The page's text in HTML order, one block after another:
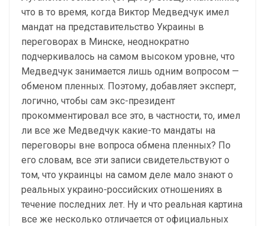
что в то время, когда Виктор Медведчук имел
мандат на представительство Украины в
переговорах в Минске, неоднократно
подчеркивалось на самом высоком уровне, что
Медведчук занимается лишь одним вопросом —
обменом пленных. Поэтому, добавляет эксперт,
логично, чтобы сам экс-президент
прокомментировал все это, в частности, то, имел
ли все же Медведчук какие-то мандаты на
переговоры вне вопроса обмена пленных? По
его словам, все эти записи свидетельствуют о
том, что украинцы на самом деле мало знают о
реальных украино-российских отношениях в
течение последних лет. Ну и что реальная картина
все же несколько отличается от официальных